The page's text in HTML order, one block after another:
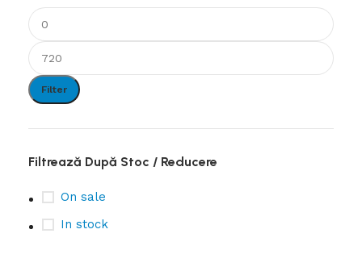
Filter
Filtrează După Stoc / Reducere
On sale
In stock